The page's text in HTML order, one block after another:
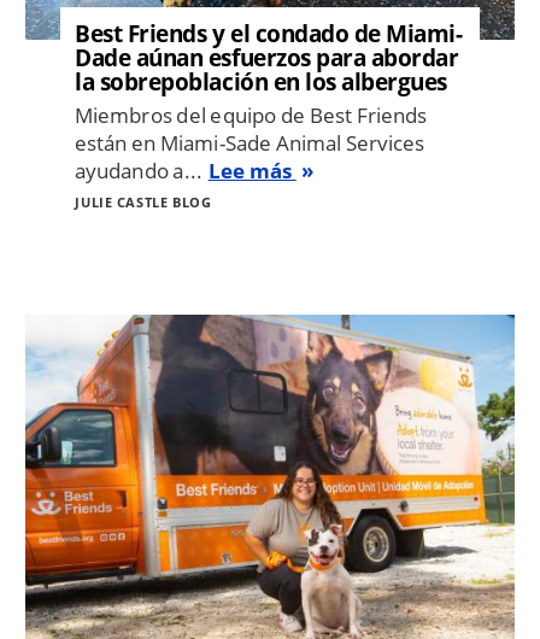
Best Friends y el condado de Miami-
Dade aúnan esfuerzos para abordar
la sobrepoblación en los albergues
Miembros del equipo de Best Friends
están en Miami-Sade Animal Services
ayudando a... Lee más
JULIE CASTLE BLOG